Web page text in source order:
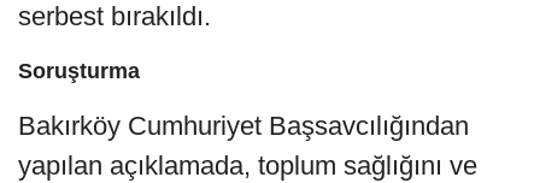
serbest bırakıldı.
Soruşturma
Bakırköy Cumhuriyet Başsavcılığından
yapılan açıklamada, toplum sağlığını ve